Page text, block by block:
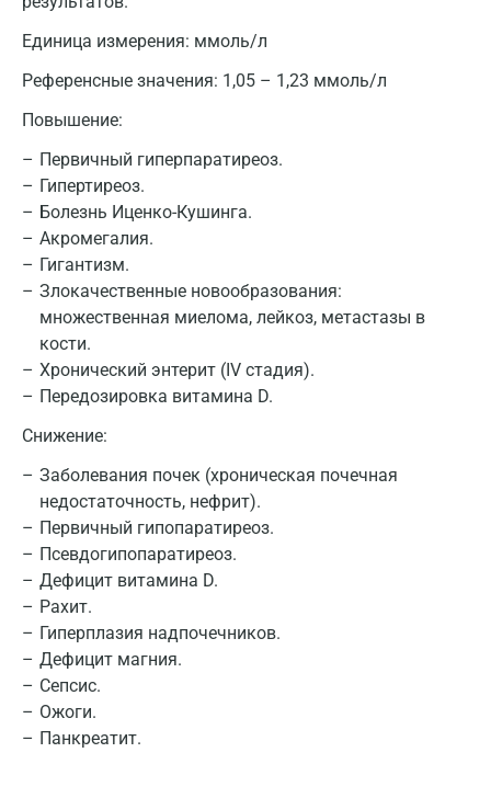
Единица измерения: ммоль/л
Референсные значения: 1,05 – 1,23 ммоль/л
Повышение:
Первичный гиперпаратиреоз.
Гипертиреоз.
Болезнь Иценко-Кушинга.
Акромегалия.
Гигантизм.
Злокачественные новообразования:
множественная миелома, лейкоз, метастазы в
кости.
Хронический энтерит (IV стадия).
Передозировка витамина D.
Снижение:
Заболевания почек (хроническая почечная
недостаточность, нефрит).
Первичный гипопаратиреоз.
Псевдогипопаратиреоз.
Дефицит витамина D.
Рахит.
Гиперплазия надпочечников.
Дефицит магния.
Сепсис.
Ожоги.
Панкреатит.
Санкт-Петербург
Нижний Новгород
Казань
Альметьевск
Апрелевка
Армавир
Астрахань
Балашиха
Брянск
Великий Новгород
Владимир
Волгоград
Волжский
Вологда